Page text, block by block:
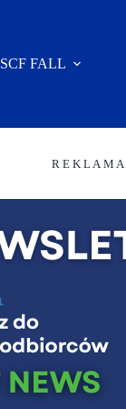
SCF FALL
R E K L A M A